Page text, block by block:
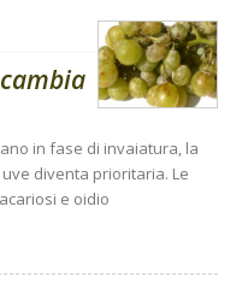
in fase di invaiatura, la
diventa prioritaria. Le
e oidio